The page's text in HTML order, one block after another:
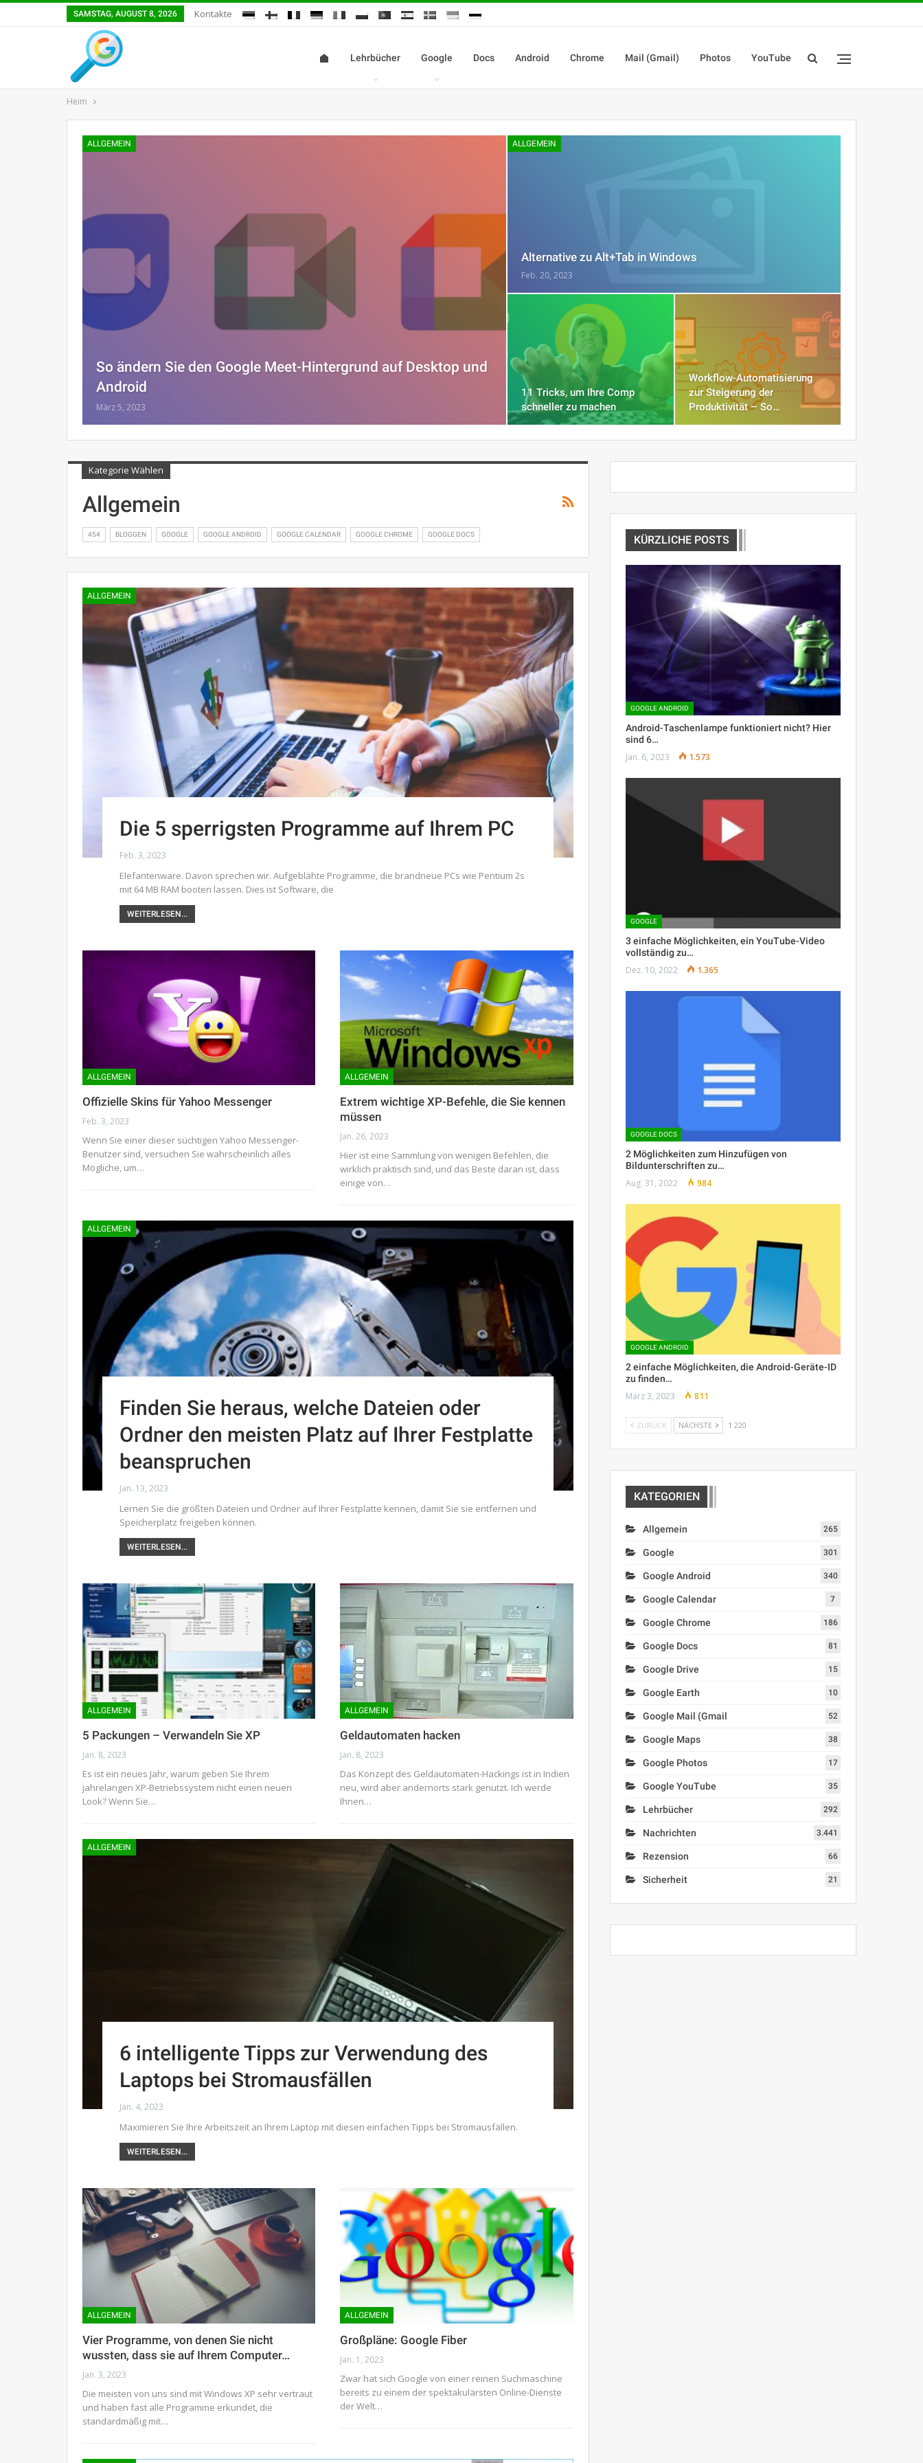
SAMSTAG, AUGUST 8, 2026 Kontakte
Lehrbücher Google Docs Android Chrome Mail (Gmail) Photos YouTube
Heim
ALLGEMEIN
So ändern Sie den Google Meet-Hintergrund auf Desktop und
Android
März 5, 2023
ALLGEMEIN
Alternative zu Alt+Tab in Windows
Feb. 20, 2023
11 Tricks, um Ihre Comp
schneller zu machen
Workflow-Automatisierung
zur Steigerung der
Produktivität – So…
Kategorie Wählen
Allgemein
454 BLOGGEN GOOGLE GOOGLE ANDROID GOOGLE CALENDAR GOOGLE CHROME GOOGLE DOCS
ALLGEMEIN
Die 5 sperrigsten Programme auf Ihrem PC
Feb. 3, 2023
Elefantenware. Davon sprechen wir. Aufgeblähte Programme, die brandneue PCs wie Pentium 2s
mit 64 MB RAM booten lassen. Dies ist Software, die
WEITERLESEN...
ALLGEMEIN
Offizielle Skins für Yahoo Messenger
Feb. 3, 2023
Wenn Sie einer dieser süchtigen Yahoo Messenger-
Benutzer sind, versuchen Sie wahrscheinlich alles
Mögliche, um…
ALLGEMEIN
Extrem wichtige XP-Befehle, die Sie kennen
müssen
Jan. 26, 2023
Hier ist eine Sammlung von wenigen Befehlen, die
wirklich praktisch sind, und das Beste daran ist, dass
einige von…
ALLGEMEIN
Finden Sie heraus, welche Dateien oder
Ordner den meisten Platz auf Ihrer Festplatte
beanspruchen
Jan. 13, 2023
Lernen Sie die größten Dateien und Ordner auf Ihrer Festplatte kennen, damit Sie sie entfernen und
Speicherplatz freigeben können.
WEITERLESEN...
ALLGEMEIN
5 Packungen – Verwandeln Sie XP
Jan. 8, 2023
Es ist ein neues Jahr, warum geben Sie Ihrem
jahrelangen XP-Betriebssystem nicht einen neuen
Look? Wenn Sie…
ALLGEMEIN
Geldautomaten hacken
Jan. 8, 2023
Das Konzept des Geldautomaten-Hackings ist in Indien
neu, wird aber andernorts stark genutzt. Ich werde
Ihnen…
ALLGEMEIN
6 intelligente Tipps zur Verwendung des
Laptops bei Stromausfällen
Jan. 4, 2023
Maximieren Sie Ihre Arbeitszeit an Ihrem Laptop mit diesen einfachen Tipps bei Stromausfällen.
WEITERLESEN...
ALLGEMEIN
Vier Programme, von denen Sie nicht
wussten, dass sie auf Ihrem Computer…
Jan. 3, 2023
Die meisten von uns sind mit Windows XP sehr vertraut
und haben fast alle Programme erkundet, die
standardmäßig mit…
ALLGEMEIN
Großpläne: Google Fiber
Jan. 1, 2023
Zwar hat sich Google von einer reinen Suchmaschine
bereits zu einem der spektakulärsten Online-Dienste
der Welt…
KÜRZLICHE POSTS
GOOGLE ANDROID
Android-Taschenlampe funktioniert nicht? Hier
sind 6…
Jan. 6, 2023 1.573
GOOGLE
3 einfache Möglichkeiten, ein YouTube-Video
vollständig zu…
Dez. 10, 2022 1.365
GOOGLE DOCS
2 Möglichkeiten zum Hinzufügen von
Bildunterschriften zu…
Aug. 31, 2022 984
GOOGLE ANDROID
2 einfache Möglichkeiten, die Android-Geräte-ID
zu finden…
März 3, 2023 811
ZURÜCK NÄCHSTE 1 220
KATEGORIEN
Allgemein 265
Google 301
Google Android 340
Google Calendar 7
Google Chrome 186
Google Docs 81
Google Drive 15
Google Earth 10
Google Mail (Gmail 52
Google Maps 38
Google Photos 17
Google YouTube 35
Lehrbücher 292
Nachrichten 3.441
Rezension 66
Sicherheit 21